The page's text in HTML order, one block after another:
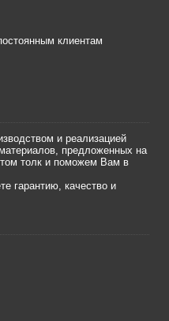
клиентам
и реализацией
предложенных на
толк и поможем Вам в
гарантию, качество и